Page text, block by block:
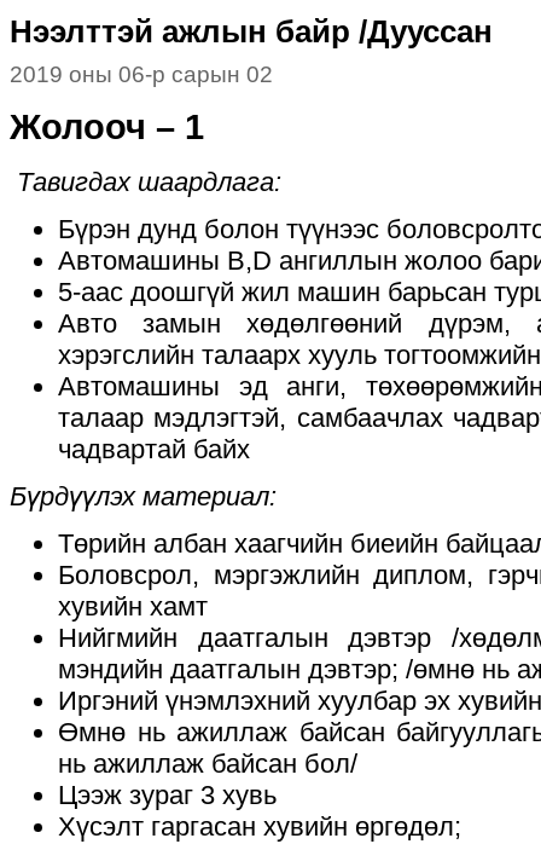
Нээлттэй ажлын байр /Дууссан
2019 оны 06-р сарын 02
Жолооч – 1
Тавигдах шаардлага:
Бүрэн дунд болон түүнээс
Автомашины B,D ангиллын жолоо
5-аас доошгүй жил машин барьсан
Авто замын хөдөлгөөний дүрэм,
хэрэгслийн талаарх хууль
Автомашины эд анги,
талаар мэдлэгтэй, самбаачлах
чадвартай байх
Бүрдүүлэх материал:
Төрийн албан хаагчийн биеийн
Боловсрол, мэргэжлийн диплом,
хувийн хамт
Нийгмийн даатгалын дэвтэр /
мэндийн даатгалын дэвтэр; /өмнө нь
Иргэний үнэмлэхний хуулбар эх
Өмнө нь ажиллаж байсан
нь ажиллаж байсан бол/
Цээж зураг 3 хувь
Хүсэлт гаргасан хувийн өргөдөл;